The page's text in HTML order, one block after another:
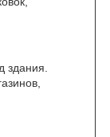
здания.